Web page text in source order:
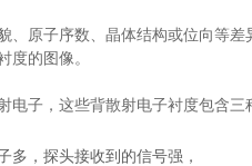
、原子序数、晶体结构或位向等
度的图像。
子，这些背散射电子衬度包含三
多，探头接收到的信号强，